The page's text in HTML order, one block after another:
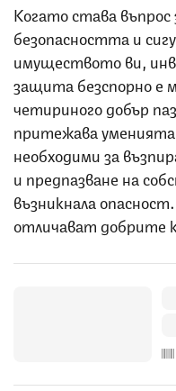
Когато става въпрос
безопасността и
имуществото ви,
защита безспорно е
четириного добър
притежава
необходими за
и предпазване на
възникнала
отличават добрите